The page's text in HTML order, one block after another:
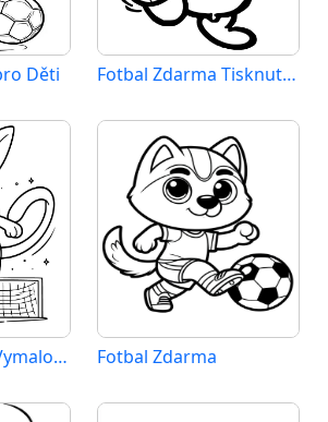
Děti Fotbal Zdarma Tisknutelný
Fotbal Zdarma Vymalovatelné Obrázek Fotbal Zdarma